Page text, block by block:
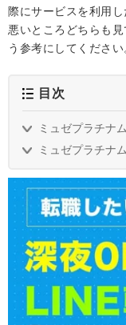
際にサービスを利用
悪いところどちらも
う参考にしてください
目次
ミュゼプラチナ
ミュゼプラチナ